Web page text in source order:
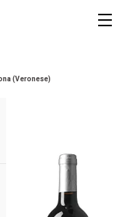
(Veronese)